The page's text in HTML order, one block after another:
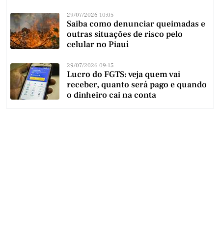
29/07/2026 10:05
Saiba como denunciar queimadas e
outras situações de risco pelo
celular no Piauí
29/07/2026 09:15
Lucro do FGTS: veja quem vai
receber, quanto será pago e quando
o dinheiro cai na conta